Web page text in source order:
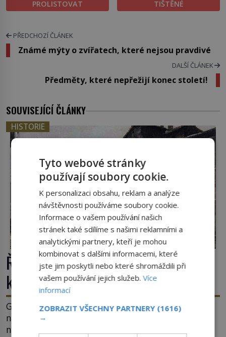
PROLISTOVAT
TIŠTĚNÉ
PŘEDCHOZÍ ČLÁNEK
Známé mýty o zvířatech, které nejsou pravdivé
DALŠÍ ČLÁNEK
Předměty, které nepřežijí konec století!
SOUVISEJÍCÍ ČLÁNKY
HISTORIE
Římské ghetto: Místo, kam papež
kamenem dohodil
Ghetto je část města, kde musí žít, většinou
nedobrovolně, náboženská, rasová nebo
národnostní menšina obyvatel. Bohaté historické
Tyto webové stránky
používají soubory cookie.
K personalizaci obsahu, reklam a analýze
návštěvnosti používáme soubory cookie.
Informace o vašem používání našich
stránek také sdílíme s našimi reklamními a
analytickými partnery, kteří je mohou
kombinovat s dalšími informacemi, které
jste jim poskytli nebo které shromáždili při
vašem používání jejich služeb.Více
informací
ZOBRAZIT VŠECHNY PARTNERY (1616)
→